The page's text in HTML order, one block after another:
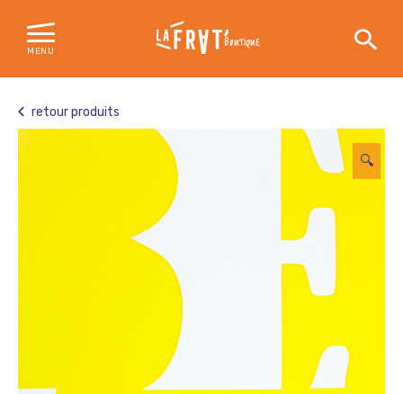
content
MENU BOUTIQUE
retour produits
🔍